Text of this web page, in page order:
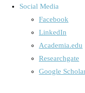
Social Media
Facebook
LinkedIn
Academia.edu
Researchgate
Google
Aktuelles
nach 20